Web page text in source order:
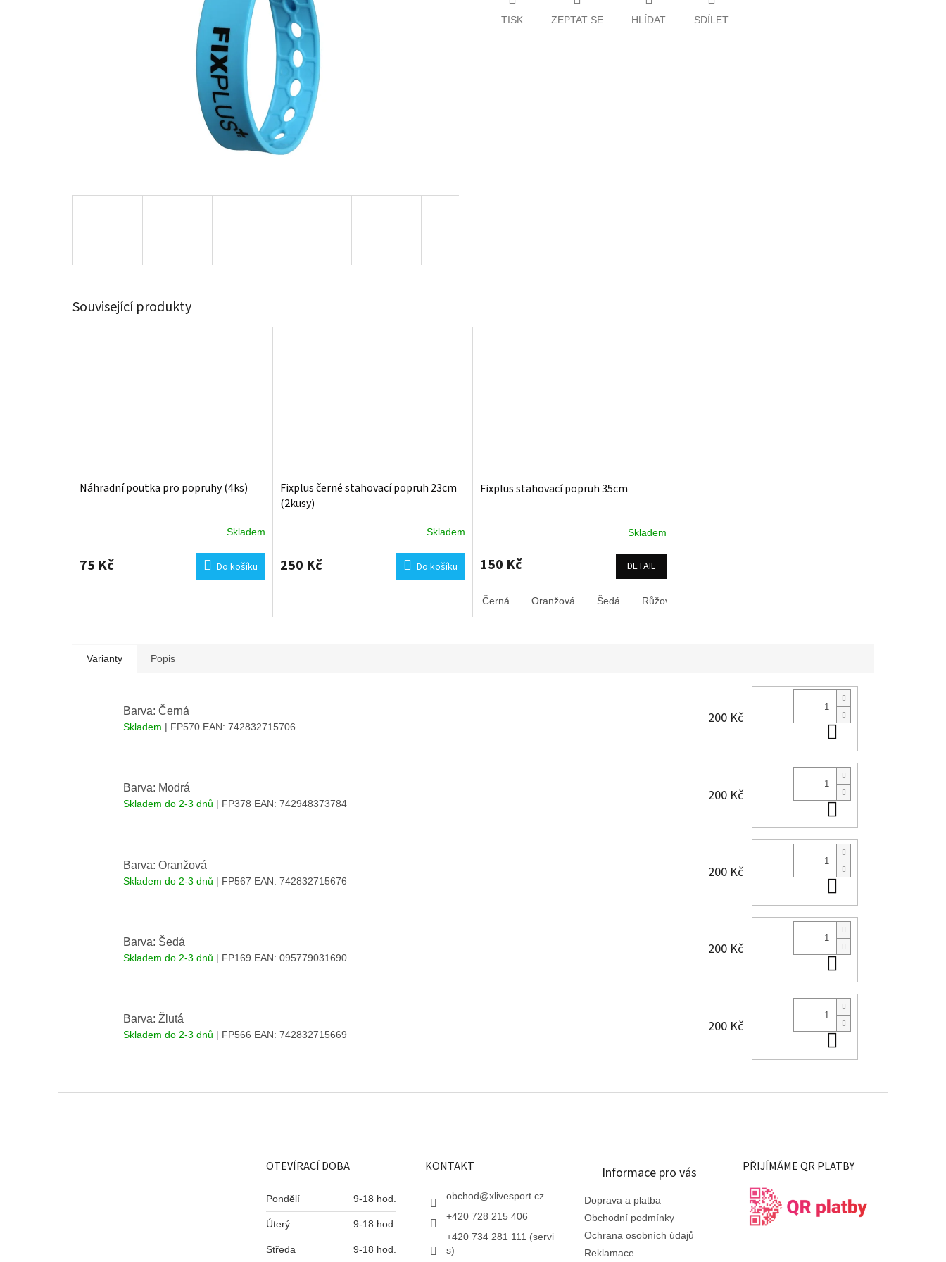
TISK ZEPTAT SE HLÍDAT SDÍLET
Související produkty
Náhradní poutka pro popruhy (4ks)
Skladem
75 Kč Do košíku
Fixplus černé stahovací popruh 23cm
(2kusy)
Skladem
250 Kč Do košíku
Fixplus stahovací popruh 35cm
Skladem
150 Kč DETAIL
Černá Oranžová Šedá Růžová
Varianty Popis
Barva: Černá
Skladem | FP570 EAN: 742832715706 200 Kč
Do košíku
Barva: Modrá
Skladem do 2-3 dnů | FP378 EAN: 742948373784 200 Kč
Do košíku
Barva: Oranžová
Skladem do 2-3 dnů | FP567 EAN: 742832715676 200 Kč
Do košíku
Barva: Šedá
Skladem do 2-3 dnů | FP169 EAN: 095779031690 200 Kč
Do košíku
Barva: Žlutá
Skladem do 2-3 dnů | FP566 EAN: 742832715669 200 Kč
Do košíku
OTEVÍRACÍ DOBA
Pondělí 9-18 hod.
Úterý 9-18 hod.
Středa 9-18 hod.
KONTAKT
obchod@xlivesport.cz
+420 728 215 406
+420 734 281 111 (servi
s)
Informace pro vás
Doprava a platba
Obchodní podmínky
Ochrana osobních údajů
Reklamace
PŘIJÍMÁME QR PLATBY